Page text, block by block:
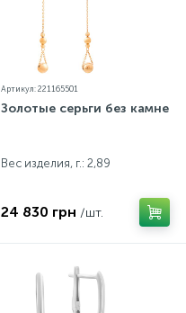
Артикул: 221165501
Золотые серьги без камней
Вес изделия, г.: 2,89
24 830 грн /шт.